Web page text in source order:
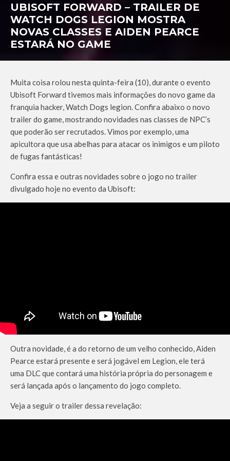
UBISOFT FORWARD – TRAILER DE
WATCH DOGS LEGION MOSTRA
NOVAS CLASSES E AIDEN PEARCE
ESTARÁ NO GAME
Muita coisa rolou nesta quinta-feira (10), durante o evento
Ubisoft Forward tivemos mais informações do novo game da
franquia hacker, Watch Dogs legion. Confira abaixo o novo
trailer do game, mostrando novidades nas classes de NPC’s
que poderão ser recrutados. Vimos por exemplo, uma
apicultora que usa abelhas para atacar os inimigos e um piloto
de fugas fantásticas!
Confira essa e outras novidades sobre o jogo no trailer
divulgado hoje no evento da Ubisoft:
Outra novidade, é a do retorno de um velho conhecido, Aiden
Pearce estará presente e será jogável em Legion, ele terá
uma DLC que contará uma história própria do personagem e
será lançada após o lançamento do jogo completo.
Veja a seguir o trailer dessa revelação: